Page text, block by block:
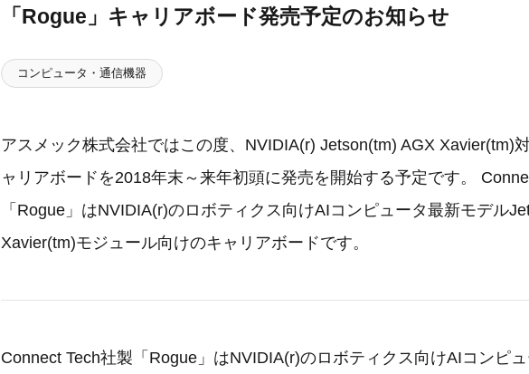
「Rogue」キャリアボード発売予定のお知らせ
コンピュータ・通信機器
アスメック株式会社ではこの度、NVIDIA(r) Jetson(tm) AGX Xavier(tm)
ャリアボードを2018年末～来年初頭に発売を開始する予定です。
「Rogue」はNVIDIA(r)のロボティクス向けAIコンピュータ最新モデル
Xavier(tm)モジュール向けのキャリアボードです。
Connect Tech社製「Rogue」はNVIDIA(r)のロボティクス向けAIコンピ